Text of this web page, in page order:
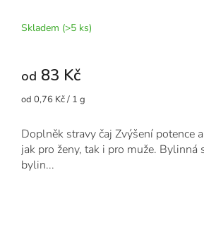
Skladem (>5 ks)
od 83 Kč
Měrná
od 0,76 Kč / 1 g
Doplněk stravy čaj Zvýšení potence
jak pro ženy, tak i pro muže. Bylinná
bylin...